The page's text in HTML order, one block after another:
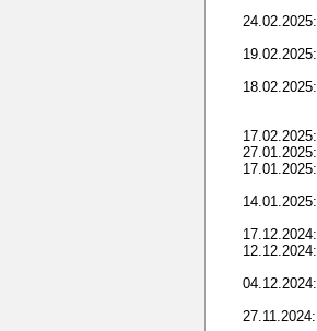
24.02.2025:
19.02.2025:
18.02.2025:
17.02.2025:
27.01.2025:
17.01.2025:
14.01.2025:
17.12.2024:
12.12.2024:
04.12.2024:
27.11.2024: